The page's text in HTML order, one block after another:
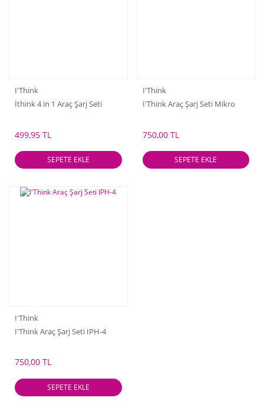
I'Think
İthink 4 in 1 Araç Şarj Seti
499,95 TL
SEPETE EKLE
I'Think
I'Think Araç Şarj Seti Mikro
750,00 TL
SEPETE EKLE
I'Think
I'Think Araç Şarj Seti IPH-4
750,00 TL
SEPETE EKLE